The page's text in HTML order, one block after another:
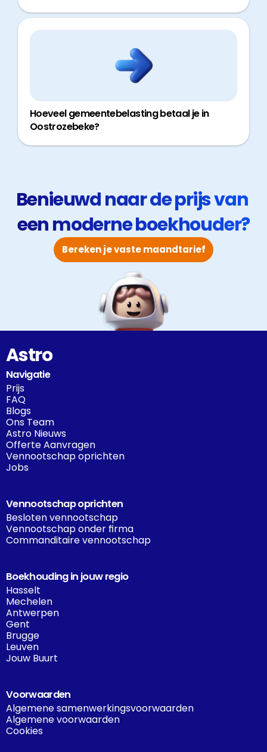
Hoeveel gemeentebelasting betaal je in
Oostrozebeke?
Benieuwd naar de prijs van
een moderne boekhouder?
Bereken je vaste maandtarief
Astro
Navigatie
Prijs
FAQ
Blogs
Ons Team
Astro Nieuws
Offerte Aanvragen
Vennootschap oprichten
Jobs
Vennootschap oprichten
Besloten vennootschap
Vennootschap onder firma
Commanditaire vennootschap
Boekhouding in jouw regio
Hasselt
Mechelen
Antwerpen
Gent
Brugge
Leuven
Jouw Buurt
Voorwaarden
Algemene samenwerkingsvoorwaarden
Algemene voorwaarden
Cookies